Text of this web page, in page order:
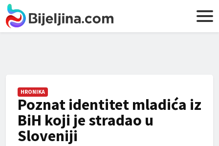
HRONIKA
Poznat identitet mladića iz
BiH koji je stradao u
Sloveniji